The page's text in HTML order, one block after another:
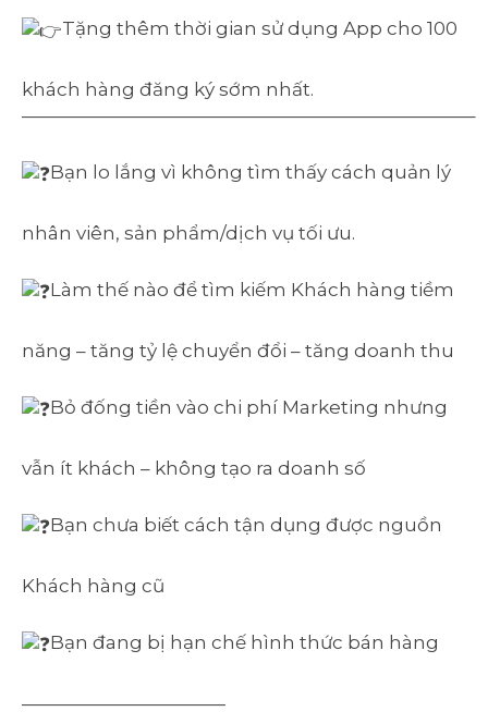
Tặng thêm thời gian sử dụng App cho 100
khách hàng đăng ký sớm nhất.
————————————————————————–
Bạn lo lắng vì không tìm thấy cách quản lý
nhân viên, sản phẩm/dịch vụ tối ưu.
Làm thế nào để tìm kiếm Khách hàng tiềm
năng – tăng tỷ lệ chuyển đổi – tăng doanh thu
Bỏ đống tiền vào chi phí Marketing nhưng
vẫn ít khách – không tạo ra doanh số
Bạn chưa biết cách tận dụng được nguồn
Khách hàng cũ
Bạn đang bị hạn chế hình thức bán hàng
———————————